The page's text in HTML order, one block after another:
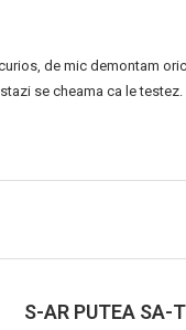
de mic demontam
se cheama ca le testez.
S-AR PUTEA SA-